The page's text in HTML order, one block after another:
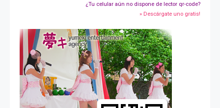
¿Tu celular aún no dispone de lector qr-code?
» Descárgate uno gratis!